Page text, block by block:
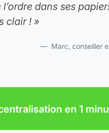
dans ses
clair ! »
Marc, conseiller
en 1